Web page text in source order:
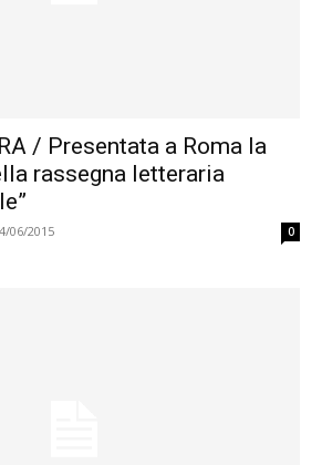
/ Presentata a Roma la
rassegna letteraria
06/2015 0